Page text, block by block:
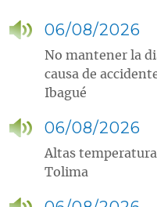
06/08/2026
No mantener la
causa de
Ibagué
06/08/2026
Altas
Tolima